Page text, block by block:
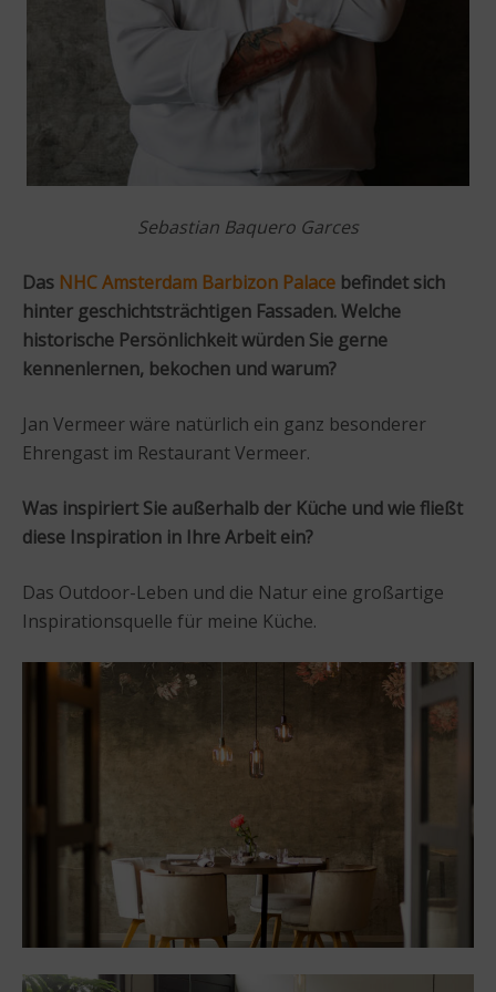
Sebastian Baquero Garces
Das NHC Amsterdam Barbizon Palace befindet sich
hinter geschichtsträchtigen Fassaden. Welche
historische Persönlichkeit würden Sie gerne
kennenlernen, bekochen und warum?
Jan Vermeer wäre natürlich ein ganz besonderer
Ehrengast im Restaurant Vermeer.
Was inspiriert Sie außerhalb der Küche und wie fließt
diese Inspiration in Ihre Arbeit ein?
Das Outdoor-Leben und die Natur eine großartige
Inspirationsquelle für meine Küche.